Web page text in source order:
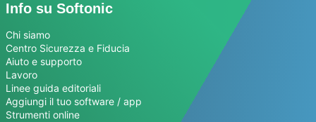
Info su Softonic
Chi siamo
Centro Sicurezza e Fiducia
Aiuto e supporto
Lavoro
Linee guida editoriali
Aggiungi il tuo software / app
Strumenti online